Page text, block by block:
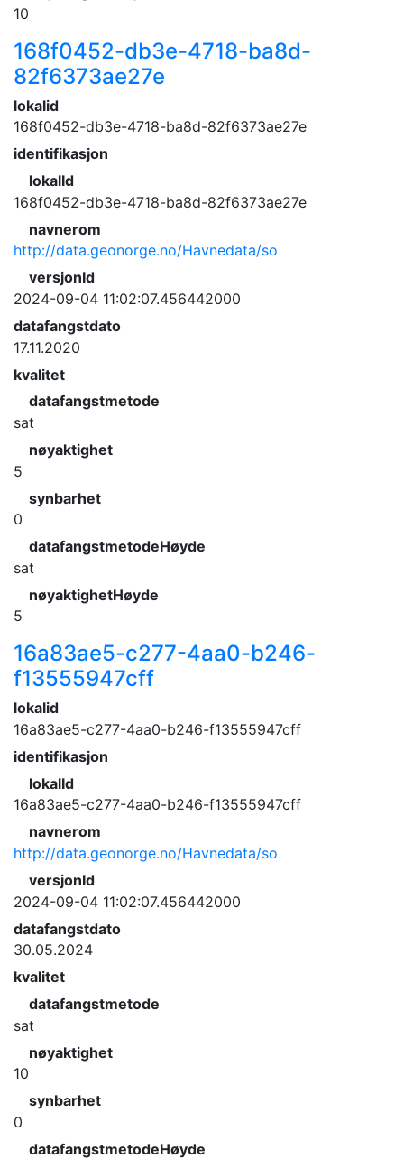
10
168f0452-db3e-4718-ba8d-
82f6373ae27e
lokalid
168f0452-db3e-4718-ba8d-82f6373ae27e
identifikasjon
lokalId
168f0452-db3e-4718-ba8d-82f6373ae27e
navnerom
http://data.geonorge.no/Havnedata/so
versjonId
2024-09-04 11:02:07.456442000
datafangstdato
17.11.2020
kvalitet
datafangstmetode
sat
nøyaktighet
5
synbarhet
0
datafangstmetodeHøyde
sat
nøyaktighetHøyde
5
16a83ae5-c277-4aa0-b246-
f13555947cff
lokalid
16a83ae5-c277-4aa0-b246-f13555947cff
identifikasjon
lokalId
16a83ae5-c277-4aa0-b246-f13555947cff
navnerom
http://data.geonorge.no/Havnedata/so
versjonId
2024-09-04 11:02:07.456442000
datafangstdato
30.05.2024
kvalitet
datafangstmetode
sat
nøyaktighet
10
synbarhet
0
datafangstmetodeHøyde